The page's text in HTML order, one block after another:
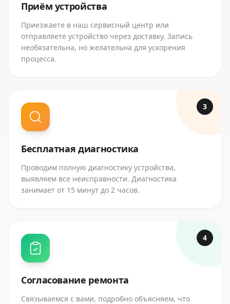
Приём устройства
Приезжаете в наш сервисный центр или
отправляете устройство через доставку. Запись
необязательна, но желательна для ускорения
процесса.
3
Бесплатная диагностика
Проводим полную диагностику устройства,
выявляем все неисправности. Диагностика
занимает от 15 минут до 2 часов.
4
Согласование ремонта
Связываемся с вами, подробно объясняем, что